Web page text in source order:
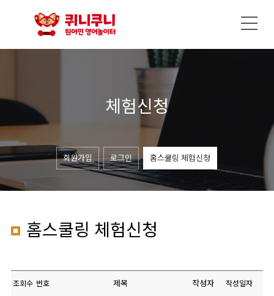
체험신청
회원가입 로그인 홈스쿨링 체험신청
홈스쿨링 체험신청
조회수 번호 제목 작성자 작성일자